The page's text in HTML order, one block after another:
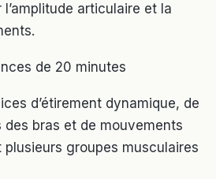
l’amplitude articulaire et la
de 20 minutes
d’étirement dynamique, de
bras et de mouvements
groupes musculaires